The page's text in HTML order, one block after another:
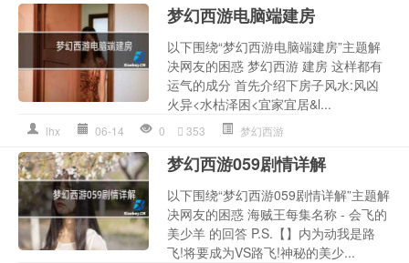
梦幻西游电脑端建房
以下围绕“梦幻西游电脑端建房”主题解
决网友的困惑 梦幻西游 建房 这样都有
运气的成分 首先介绍下房子风水:风凶
火异<水枯泽困<宜家宜居&l...
lhx 06-14 0 353 梦幻西游
梦幻西游059剧情详解
以下围绕“梦幻西游059剧情详解”主题解
决网友的困惑 海贼王每集名称 - 会飞的
美少羊 的回答 P.S.【】内为动我是路
飞!将要成为VS路飞!神秘的美少...